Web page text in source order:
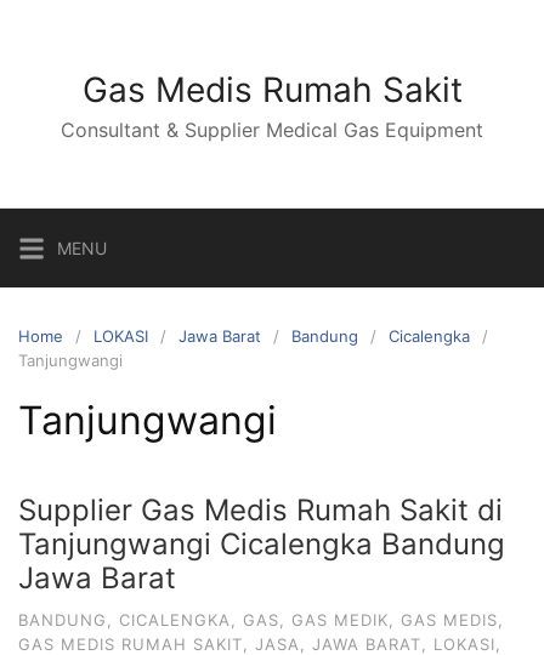
Gas Medis Rumah Sakit
Consultant & Supplier Medical Gas Equipment
MENU
Home LOKASI Jawa Barat Bandung
Cicalengka
Tanjungwangi
Tanjungwangi
Supplier Gas Medis Rumah Sakit di
Tanjungwangi Cicalengka Bandung
Jawa Barat
BANDUNG CICALENGKA GAS GAS MEDIK GAS MEDIS
GAS MEDIS RUMAH SAKIT
JASA JAWA BARAT LOKASI